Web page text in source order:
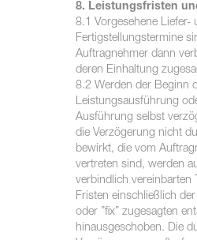
8. Leistungsfristen
8.1 Vorgesehene Liefer-
Fertigstellungstermine
Auftragnehmer dann
deren Einhaltung
8.2 Werden der Beginn
Leistungsausführung
Ausführung selbst
die Verzögerung nicht
bewirkt, die vom
vertreten sind, werden
verbindlich vereinbarten
Fristen einschließlich der
oder ”fix” zugesagten
hinausgeschoben. Die